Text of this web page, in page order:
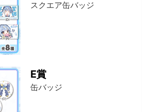
スクエア缶バッジ
E賞
缶バッジ